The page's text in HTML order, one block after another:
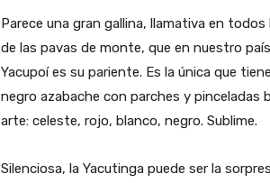
Parece una gran gallina, llamativa en
de las pavas de monte, que en nuestro
Yacupoí es su pariente. Es la única que
negro azabache con parches y pinceladas
arte: celeste, rojo, blanco, negro. Sublime.
Silenciosa, la Yacutinga puede ser la